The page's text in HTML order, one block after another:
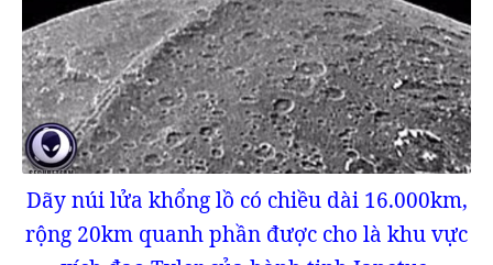
Dãy núi lửa khổng lồ có chiều dài 16.000km,
rộng 20km quanh phần được cho là khu vực